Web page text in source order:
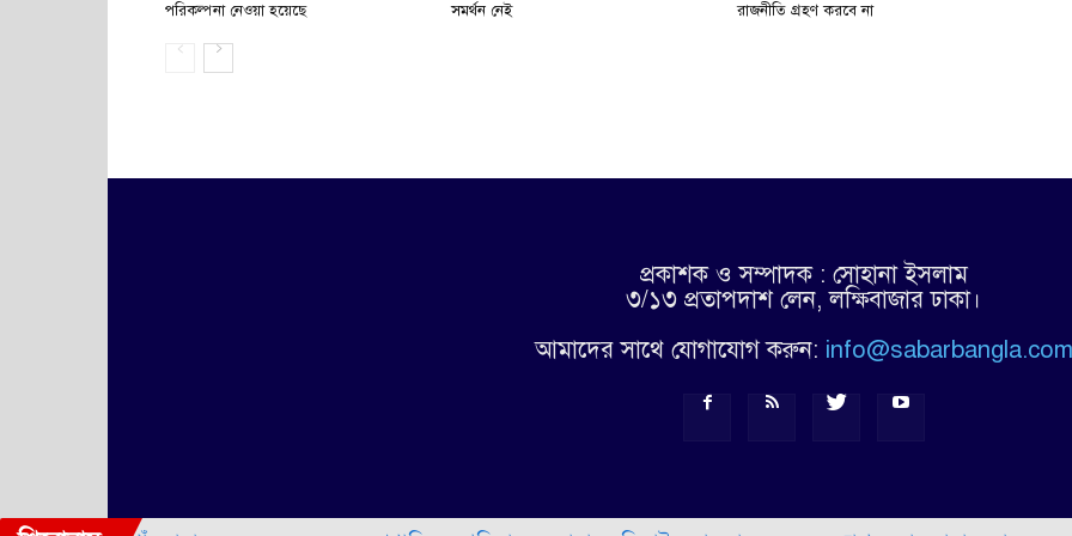
পরিকল্পনা নেওয়া হয়েছে সমর্থন নেই রাজনীতি গ্রহণ করবে না
প্রকাশক ও সম্পাদক : সোহানা ইসলাম
৩/১৩ প্রতাপদাশ লেন, লক্ষিবাজার ঢাকা।
আমাদের সাথে যোগাযোগ করুন: info@sabarbangla.com